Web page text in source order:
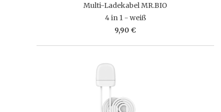
Multi-Ladekabel MR.BIO
4 in 1 - weiß
9,90 €